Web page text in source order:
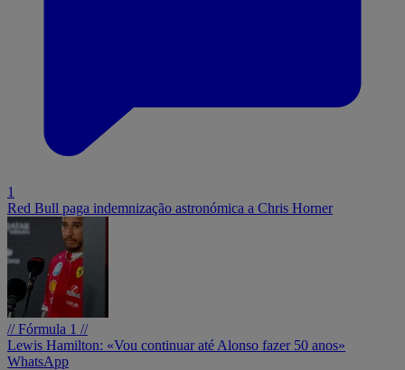
1
Red Bull paga indemnização astronómica a Chris Horner
// Fórmula 1 //
Lewis Hamilton: «Vou continuar até Alonso fazer 50 anos»
WhatsApp